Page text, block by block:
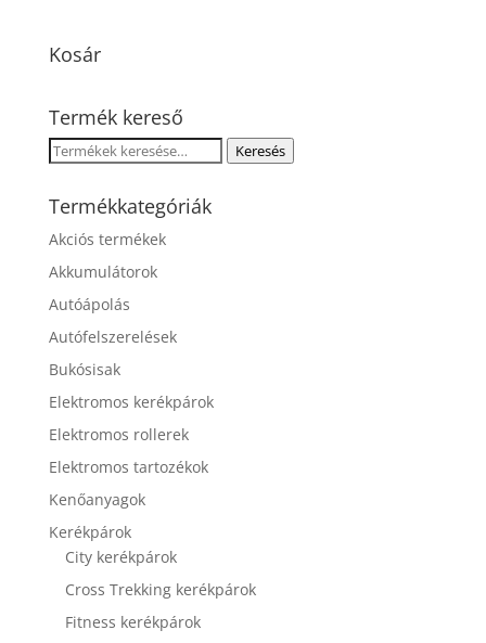
Kosár
Termék kereső
Keresés
következőre:
Keresés
Termékkategóriák
Akciós termékek
Akkumulátorok
Autóápolás
Autófelszerelések
Bukósisak
Elektromos kerékpárok
Elektromos rollerek
Elektromos tartozékok
Kenőanyagok
Kerékpárok
City kerékpárok
Cross Trekking kerékpárok
Fitness kerékpárok